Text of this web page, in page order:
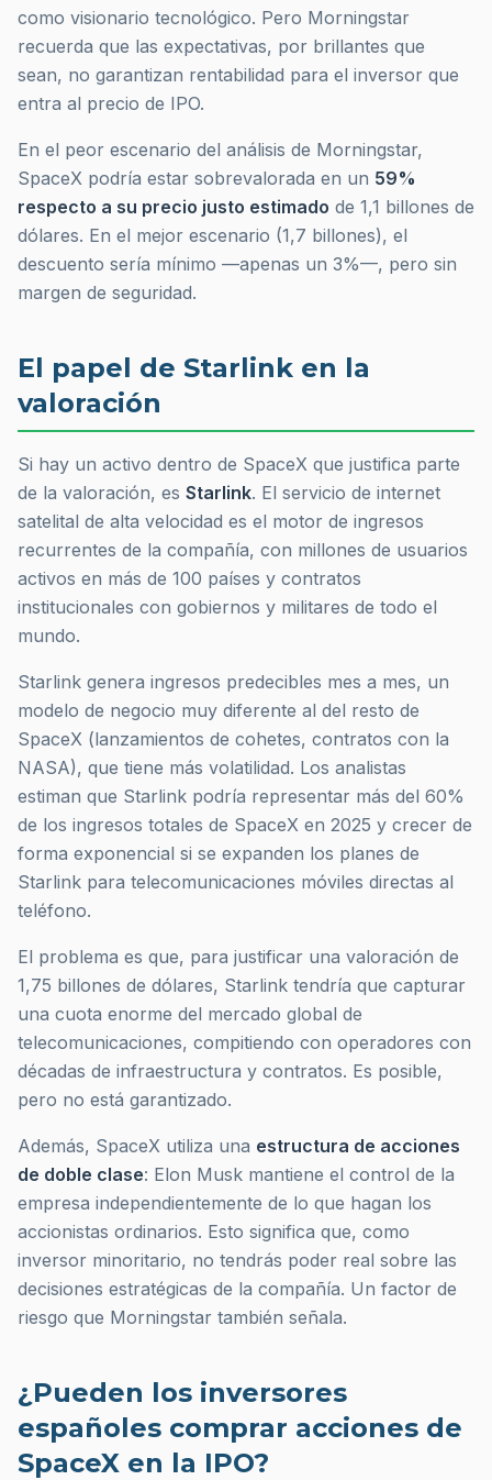
como visionario tecnológico. Pero Morningstar
recuerda que las expectativas, por brillantes que
sean, no garantizan rentabilidad para el inversor que
entra al precio de IPO.
En el peor escenario del análisis de Morningstar,
SpaceX podría estar sobrevalorada en un 59%
respecto a su precio justo estimado de 1,1 billones de
dólares. En el mejor escenario (1,7 billones), el
descuento sería mínimo —apenas un 3%—, pero sin
margen de seguridad.
El papel de Starlink en la
valoración
Si hay un activo dentro de SpaceX que justifica parte
de la valoración, es Starlink. El servicio de internet
satelital de alta velocidad es el motor de ingresos
recurrentes de la compañía, con millones de usuarios
activos en más de 100 países y contratos
institucionales con gobiernos y militares de todo el
mundo.
Starlink genera ingresos predecibles mes a mes, un
modelo de negocio muy diferente al del resto de
SpaceX (lanzamientos de cohetes, contratos con la
NASA), que tiene más volatilidad. Los analistas
estiman que Starlink podría representar más del 60%
de los ingresos totales de SpaceX en 2025 y crecer de
forma exponencial si se expanden los planes de
Starlink para telecomunicaciones móviles directas al
teléfono.
El problema es que, para justificar una valoración de
1,75 billones de dólares, Starlink tendría que capturar
una cuota enorme del mercado global de
telecomunicaciones, compitiendo con operadores con
décadas de infraestructura y contratos. Es posible,
pero no está garantizado.
Además, SpaceX utiliza una estructura de acciones
de doble clase: Elon Musk mantiene el control de la
empresa independientemente de lo que hagan los
accionistas ordinarios. Esto significa que, como
inversor minoritario, no tendrás poder real sobre las
decisiones estratégicas de la compañía. Un factor de
riesgo que Morningstar también señala.
¿Pueden los inversores
españoles comprar acciones de
SpaceX en la IPO?